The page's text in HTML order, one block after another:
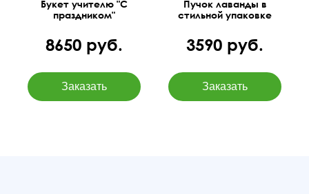
Букет учителю "С
праздником"
8650 руб.
Пучок лаванды в
стильной упаковке
3590 руб.